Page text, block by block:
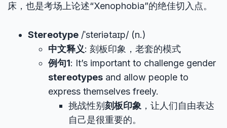
床，也是考场上论述“Xenophobia”的绝佳切入点。
Stereotype /ˈsteriətaɪp/ (n.)
中文释义: 刻板印象，老套的模式
例句1: It’s important to challenge gender
stereotypes and allow people to
express themselves freely.
挑战性别刻板印象 ，让人们自由表达
自己是很重要的。